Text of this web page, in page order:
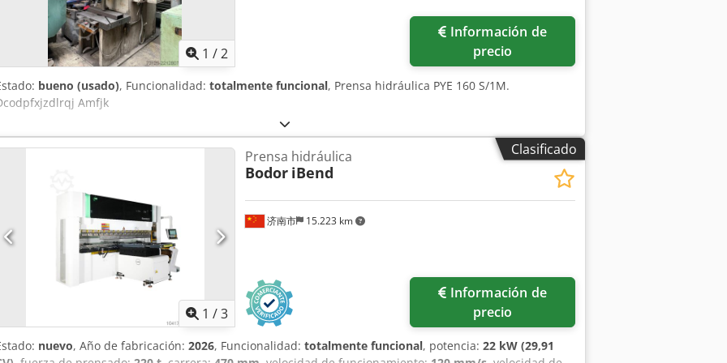
Pedir más fotos
1 /2
precio
bueno (usado), Funcionalidad: totalmente funcional, Prensa hidráulica PYE 160 S/1M.
Amfjk
Clasificado
1 /3
济南市 15.223 km
Prensa hidráulica
Bodor iBend
precio
nuevo, Año de fabricación: 2026, Funcionalidad: totalmente funcional, potencia: 22 kW (29,91